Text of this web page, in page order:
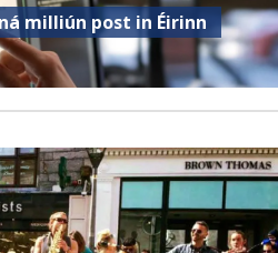
milliún post in Éirinn